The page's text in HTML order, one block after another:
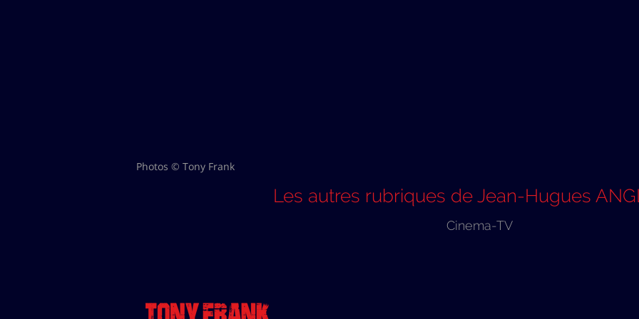
Photos © Tony Frank
Les autres rubriques de Jean-Hugues
Cinema-TV